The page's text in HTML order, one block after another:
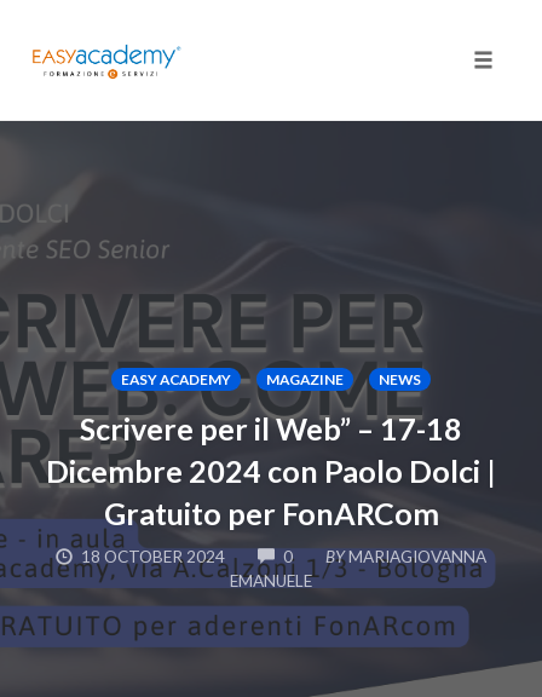
EASY ACADEMY MAGAZINE NEWS
Scrivere per il Web” – 17-18
Dicembre 2024 con Paolo Dolci |
Gratuito per FonARCom
18 OCTOBER 2024 0COMMENTS
BY MARIAGIOVANNA
EMANUELE